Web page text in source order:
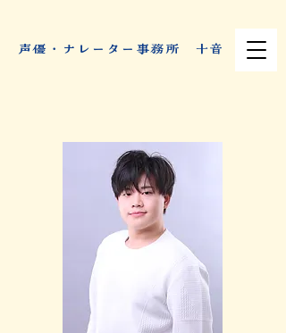
​声優・ナレーター事務所 十音